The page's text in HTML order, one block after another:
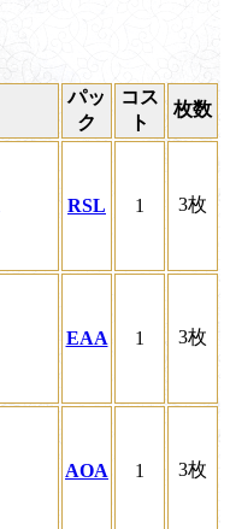
パッ
ク
コス
ト
枚数
RSL 1 3枚
EAA 1 3枚
AOA 1 3枚